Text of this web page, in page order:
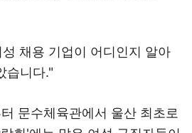
채용 기업이 어디인지 알아
습니다."
문수체육관에서 울산 최초로